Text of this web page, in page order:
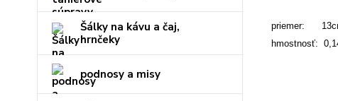
Šálky na kávu a čaj,
hrnčeky
podnosy a misy
priemer:
hmostnosť: